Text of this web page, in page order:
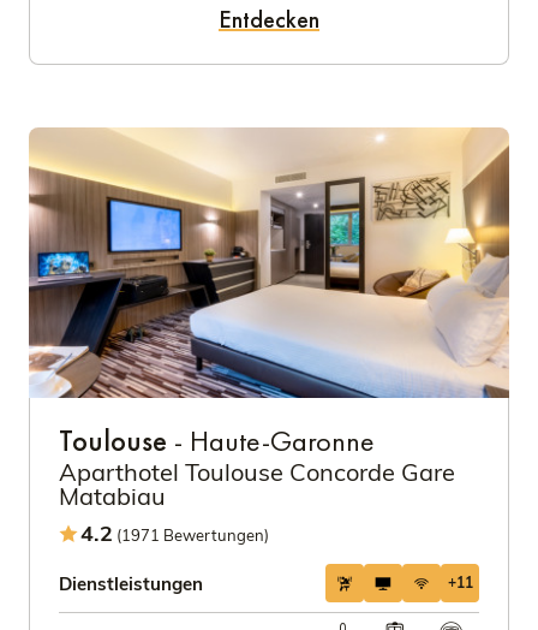
Entdecken
Toulouse - Haute-Garonne
Aparthotel Toulouse Concorde Gare
Matabiau
4.2 (1971 Bewertungen)
Dienstleistungen +11